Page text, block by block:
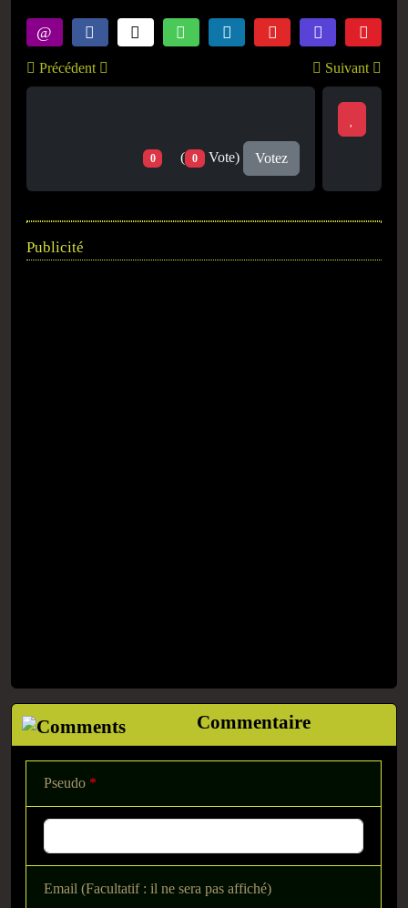
Précédent Suivant
0 ( 0 Vote) Votez
Publicité
Commentaire
Pseudo *
Email (Facultatif : il ne sera pas affiché)